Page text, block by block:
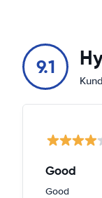
9.1
Good
Good